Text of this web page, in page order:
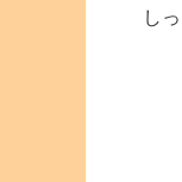
し